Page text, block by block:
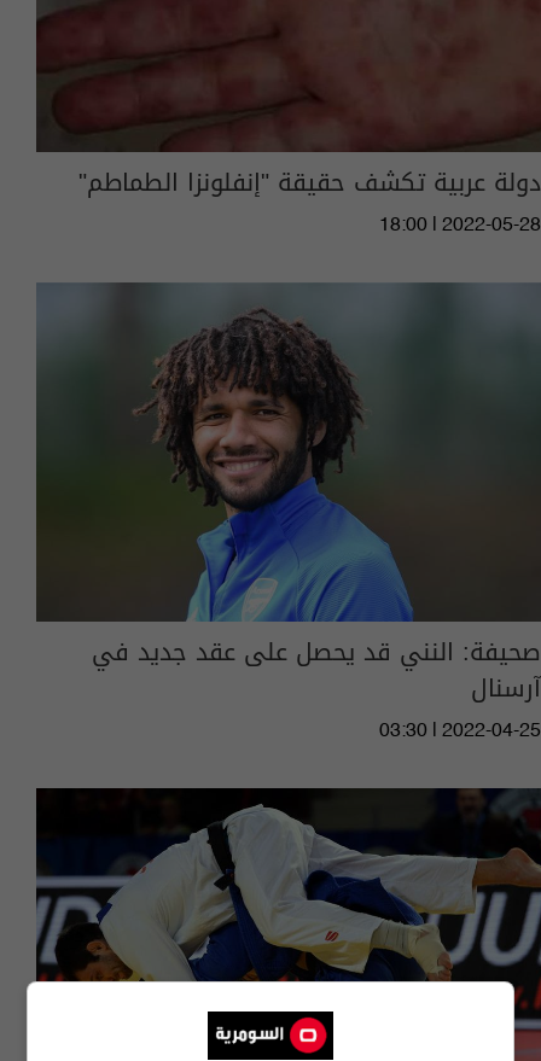
دولة عربية تكشف حقيقة "إنفلونزا الطماطم"
18:00 | 2022-05-28
صحيفة: النني قد يحصل على عقد جديد في
آرسنال
03:30 | 2022-04-25